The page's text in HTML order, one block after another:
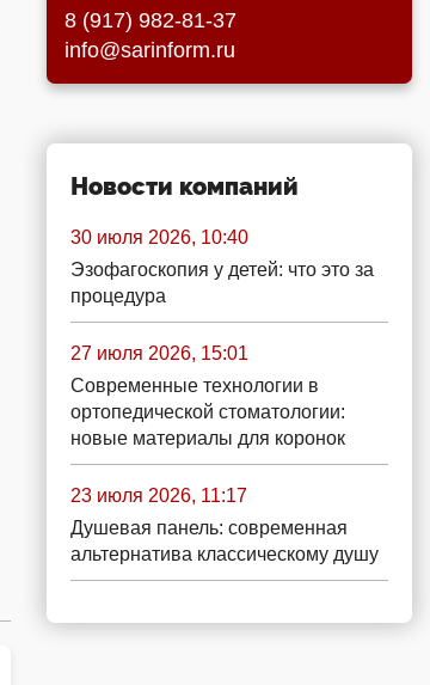
8 (917) 982-81-37
info@sarinform.ru
Новости компаний
30 июля 2026, 10:40
Эзофагоскопия у детей: что это за
процедура
27 июля 2026, 15:01
Современные технологии в
ортопедической стоматологии:
новые материалы для коронок
23 июля 2026, 11:17
Душевая панель: современная
альтернатива классическому душу